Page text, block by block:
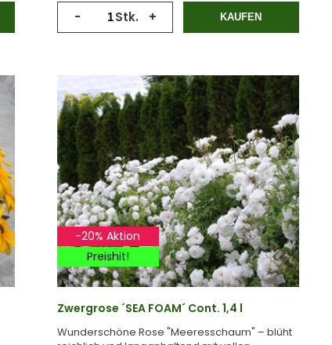
- Stk. + KAUFEN
-20% Aktion
Preishit!
Zwergrose ´SEA FOAM´ Cont. 1,4 l
Wunderschöne Rose "Meeresschaum" – blüht